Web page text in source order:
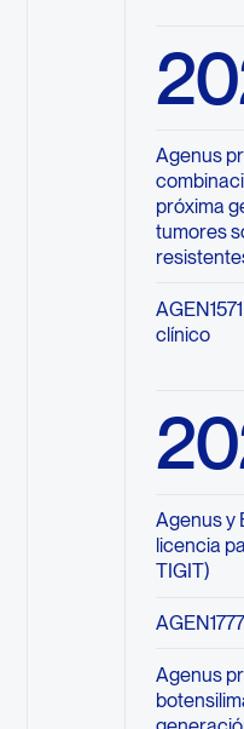
Agenus
próxima
tumores
clínico
Agenus y
licencia
TIGIT)
Agenus